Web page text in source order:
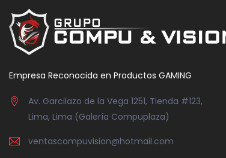
Empresa Reconocida en Productos GAMING
Av. Garcilazo de la Vega 1251, Tienda #123,
Lima, Lima (Galería Compuplaza)
ventascompuvision@hotmail.com